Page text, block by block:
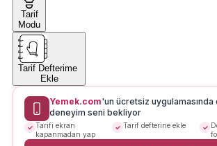
Tarif
Modu
Tarif Defterime
Ekle
Yemek.com'un ücretsiz uygulamasında
deneyim seni bekliyor
Tarifi ekran
kapanmadan yap
Tarif defterine ekle